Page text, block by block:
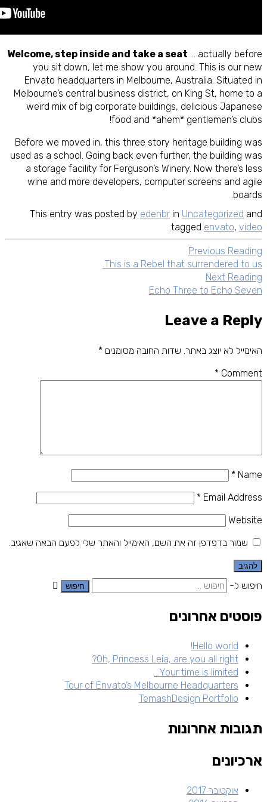
Welcome, step inside and take a seat … actually before
you sit down, let me show you around. This is our new
Envato headquarters in Melbourne, Australia. Situated in
Melbourne’s central business district, on King St, home to a
weird mix of big corporate buildings, delicious Japanese
food and *ahem* gentlemen’s clubs!
Before we moved in, this three story heritage building was
used as a school. Going back even further, the building was
a storage facility for Ferguson’s Winery. Now there’s less
wine and more developers, computer screens and agile
boards.
This entry was posted by edenbr in Uncategorized and
tagged envato, video
.
Previous Reading
This is a Rebel that surrendered to us.
Next Reading
Echo Three to Echo Seven
Leave a Reply
האימייל לא יוצג באתר. שדות החובה מסומנים *
Comment
*
Name
*
Email Address
*
Website
שמור בדפדפן זה את השם, האימייל והאתר שלי לפעם הבאה שאגיב.
חיפוש ל-
פוסטים אחרונים
Hello world!
Oh, Princess Leia, are you all right?
Your time is limited…
Tour of Envato’s Melbourne Headquarters
TemashDesign Portfolio
תגובות אחרונות
ארכיונים
אוקטובר 2017